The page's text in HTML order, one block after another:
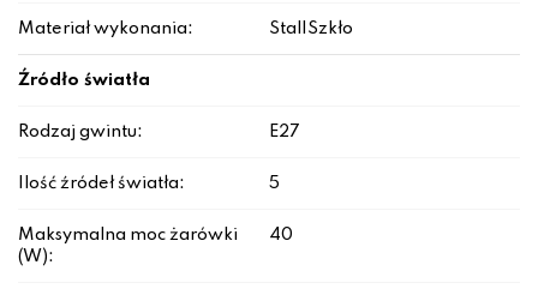
Materiał wykonania: Stal|Szkło
Źródło światła
Rodzaj gwintu: E27
Ilość źródeł światła: 5
Maksymalna moc żarówki
(W):
40